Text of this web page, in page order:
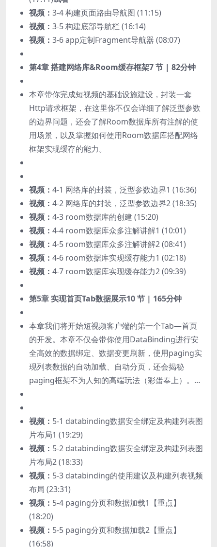
视频： 3-4 构建页面路由导航图 (11:15)
视频： 3-5 构建底部导航栏 (16:14)
视频： 3-6 app定制Fragment导航器 (08:07)
第4章 搭建网络库&Room缓存框架7 节 | 82分钟
本章带你完成短视频的基础设施建设，封装一套
Http请求框架，在这里你不仅会详细了解泛型参数
的边界问题，还会了解Room数据库所有注解的使
用场景，以及掌握如何使用Room数据库搭配网络
框架实现缓存的能力。
视频： 4-1 网络库的封装，泛型参数边界1 (16:36)
视频： 4-2 网络库的封装，泛型参数边界2 (18:35)
视频： 4-3 room数据库的创建 (15:20)
视频： 4-4 room数据库众多注解讲解1 (10:01)
视频： 4-5 room数据库众多注解讲解2 (08:41)
视频： 4-6 room数据库实现缓存能力1 (02:18)
视频： 4-7 room数据库实现缓存能力2 (09:39)
第5章 实现首页Tab数据展示10 节 | 165分钟
本章我们将开始短视频客户端的第一个Tab—首页
的开发。本章不仅会带你使用DataBinding进行安
全高效的数据绑定、数据变更刷新，使用paging实
现列表数据的自动加载、自动分页，还会揭秘
paging框架不为人知的高端玩法（彩蛋奉上）。…
视频： 5-1 databinding数据安全绑定及构建列表图
片布局1 (19:29)
视频： 5-2 databinding数据安全绑定及构建列表图
片布局2 (18:33)
视频： 5-3 databinding的使用建议及构建列表视频
布局 (23:31)
视频： 5-4 paging分页和数据加载1【重点】
(18:20)
视频： 5-5 paging分页和数据加载2【重点】
(16:58)